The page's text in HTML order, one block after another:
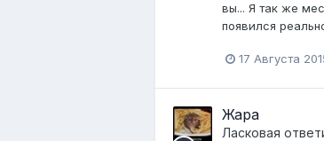
вы... Я так же
появился
17 Августа
Жара
Ласковая